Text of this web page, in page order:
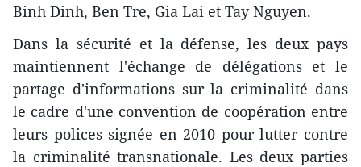
Binh Dinh, Ben Tre, Gia Lai et Tay Nguyen.
Dans la sécurité et la défense, les deux pays
maintiennent l'échange de délégations et le
partage d'informations sur la criminalité dans
le cadre d'une convention de coopération entre
leurs polices signée en 2010 ​pour lutter contre
la criminalité transnationale. Les deux parties